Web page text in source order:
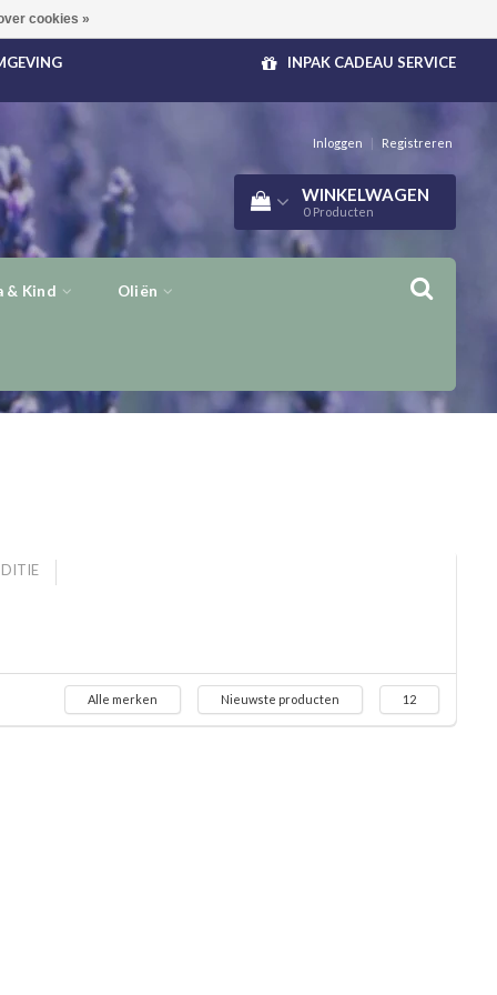
INPAK CADEAU SERVICE
Inloggen | Registreren
WINKELWAGEN
0 Producten
& Kind Oliën
Alle merken Nieuwste producten 12
cookies »